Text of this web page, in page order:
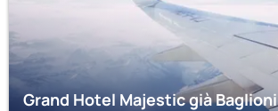
Grand Hotel Majestic già Baglioni